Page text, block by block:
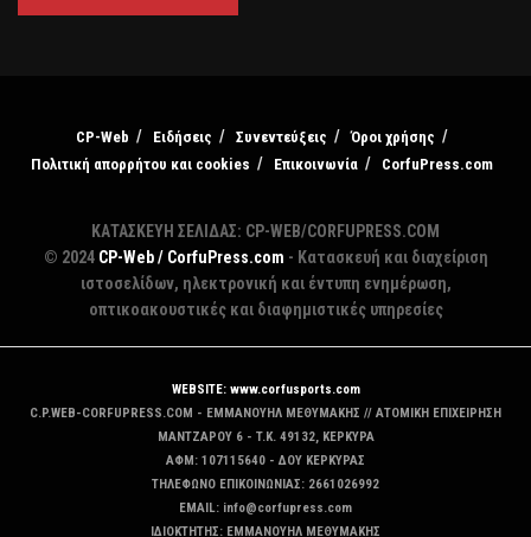
CP-Web Ειδήσεις Συνεντεύξεις
Όροι χρήσης
Πολιτική απορρήτου και cookies
Επικοινωνία CorfuPress.com
ΚΑΤΑΣΚΕΥΗ ΣΕΛΙΔΑΣ: CP-WEB/CORFUPRESS.COM
© 2024 CP-Web / CorfuPress.com - Κατασκευή και διαχείριση
ιστοσελίδων, ηλεκτρονική και έντυπη ενημέρωση,
οπτικοακουστικές και διαφημιστικές υπηρεσίες
WEBSITE: www.corfusports.com
C.P.WEB-CORFUPRESS.COM - ΕΜΜΑΝΟΥΗΛ ΜΕΘΥΜΑΚΗΣ // ΑΤΟΜΙΚΗ ΕΠΙΧΕΙΡΗΣΗ
MANTZAΡΟΥ 6 - T.K. 49132, ΚΕΡΚΥΡΑ
ΑΦΜ: 107115640 - ΔΟΥ ΚΕΡΚΥΡΑΣ
ΤΗΛΕΦΩΝΟ ΕΠΙΚΟΙΝΩΝΙΑΣ: 2661026992
EMAIL: info@corfupress.com
ΙΔΙΟΚΤΗΤΗΣ: EMMANOYΗΛ ΜΕΘΥΜΑΚΗΣ